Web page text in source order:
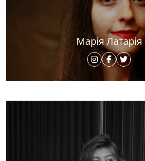
Марія Латарія